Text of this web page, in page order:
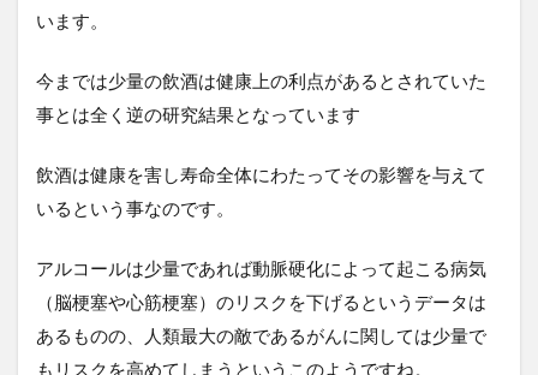
います。
今までは少量の飲酒は健康上の利点があるとされていた
事とは全く逆の研究結果となっています
飲酒は健康を害し寿命全体にわたってその影響を与えて
いるという事なのです。
アルコールは少量であれば動脈硬化によって起こる病気
（脳梗塞や心筋梗塞）のリスクを下げるというデータは
あるものの、人類最大の敵であるがんに関しては少量で
もリスクを高めてしまうというこのようですね。